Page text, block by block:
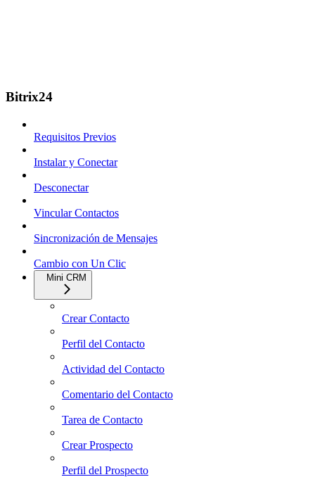
Bitrix24
Requisitos Previos
Instalar y Conectar
Desconectar
Vincular Contactos
Sincronización de Mensajes
Cambio con Un Clic
Mini CRM
Crear Contacto
Perfil del Contacto
Actividad del Contacto
Comentario del Contacto
Tarea de Contacto
Crear Prospecto
Perfil del Prospecto